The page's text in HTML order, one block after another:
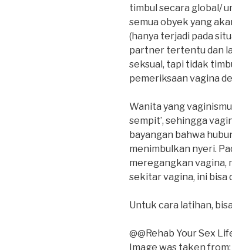
timbul secara global/
semua obyek yang
(hanya terjadi pada
partner tertentu dan
seksual, tapi tidak
pemeriksaan vagina
Wanita yang
sempit’, sehingga
bayangan bahwa
menimbulkan nyeri.
meregangkan
sekitar vagina, ini bisa
Untuk cara latihan,
@@Rehab Your Sex
Image was taken from: